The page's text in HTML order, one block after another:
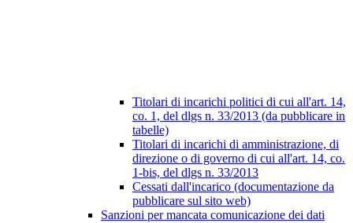
Titolari di incarichi politici di cui all'art. 14,
co. 1, del dlgs n. 33/2013 (da pubblicare in
tabelle)
Titolari di incarichi di amministrazione, di
direzione o di governo di cui all'art. 14, co.
1-bis, del dlgs n. 33/2013
Cessati dall'incarico (documentazione da
pubblicare sul sito web)
Sanzioni per mancata comunicazione dei dati